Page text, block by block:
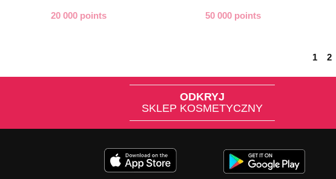
20 000 points 50 000 points
1 2
ODKRYJ
SKLEP KOSMETYCZNY